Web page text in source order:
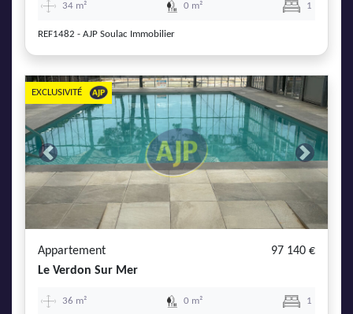
34 m² 0 m² 1
REF1482 - AJP Soulac Immobilier
Previous Next
EXCLUSIVITÉ
Appartement
97 140 €
Le Verdon Sur Mer
36 m² 0 m² 1